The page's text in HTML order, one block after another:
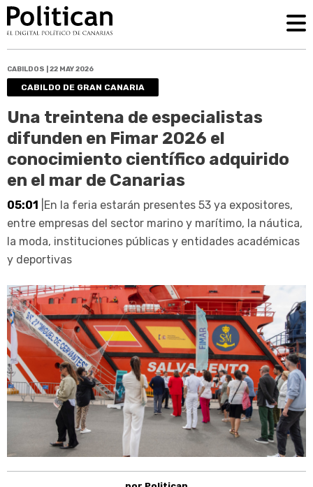
CABILDOS | 22 MAY 2026
CABILDO DE GRAN CANARIA
Una treintena de especialistas
difunden en Fimar 2026 el
conocimiento científico adquirido
en el mar de Canarias
05:01 |En la feria estarán presentes 53 ya expositores,
entre empresas del sector marino y marítimo, la náutica,
la moda, instituciones públicas y entidades académicas
y deportivas